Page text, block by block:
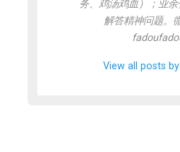
务、鸡汤鸡血）；业
解答精神问题。
View all posts